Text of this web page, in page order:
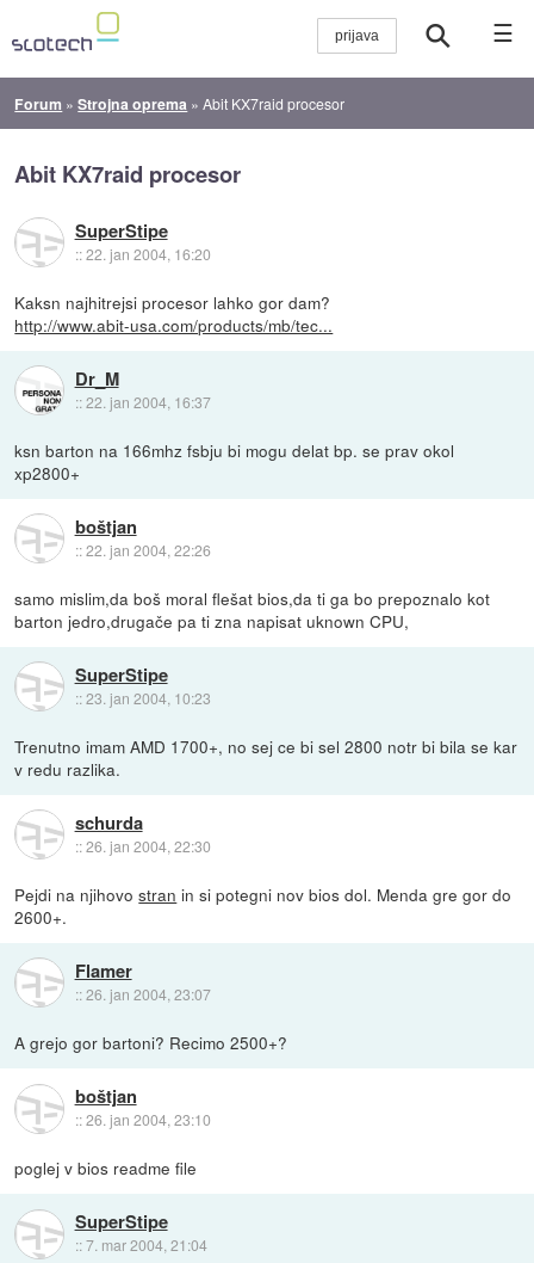
☰
Forum »Strojna oprema »Abit KX7raid procesor
Abit KX7raid procesor
SuperStipe
::22. jan 2004, 16:20
Kaksn najhitrejsi procesor lahko gor dam?
http://www.abit-usa.com/products/mb/tec...
Dr_M
::22. jan 2004, 16:37
ksn barton na 166mhz fsbju bi mogu delat bp. se prav okol
xp2800+
boštjan
::22. jan 2004, 22:26
samo mislim,da boš moral flešat bios,da ti ga bo prepoznalo kot
barton jedro,drugače pa ti zna napisat uknown CPU,
SuperStipe
::23. jan 2004, 10:23
Trenutno imam AMD 1700+, no sej ce bi sel 2800 notr bi bila se kar
v redu razlika.
schurda
::26. jan 2004, 22:30
Pejdi na njihovostran in si potegni nov bios dol. Menda gre gor do
2600+.
Flamer
::26. jan 2004, 23:07
A grejo gor bartoni? Recimo 2500+?
boštjan
::26. jan 2004, 23:10
poglej v bios readme file
SuperStipe
::7. mar 2004, 21:04